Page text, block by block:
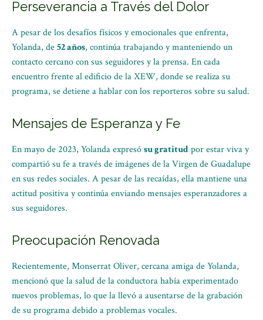
Perseverancia a Través del Dolor
A pesar de los desafíos físicos y emocionales que enfrenta,
Yolanda, de52 años, continúa trabajando y manteniendo un
contacto cercano con sus seguidores y la prensa. En cada
encuentro frente al edificio de la XEW, donde se realiza su
programa, se detiene a hablar con los reporteros sobre su salud.
Mensajes de Esperanza y Fe
En mayo de 2023, Yolanda expresósu gratitudpor estar viva y
compartió su fe a través de imágenes de la Virgen de Guadalupe
en sus redes sociales. A pesar de las recaídas, ella mantiene una
actitud positiva y continúa enviando mensajes esperanzadores a
sus seguidores.
Preocupación Renovada
Recientemente, Monserrat Oliver, cercana amiga de Yolanda,
mencionó que la salud de la conductora había experimentado
nuevos problemas, lo que la llevó a ausentarse de la grabación
de su programa debido a problemas vocales.